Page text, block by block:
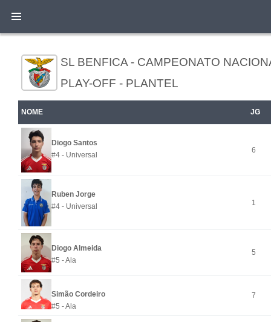
SL BENFICA - CAMPEONATO
PLAY-OFF - PLANTEL
NOME JG
Diogo Santos
#4 - Universal
6
Ruben Jorge
#4 - Universal
1
Diogo Almeida
#5 - Ala
5
Simão Cordeiro
#5 - Ala
7